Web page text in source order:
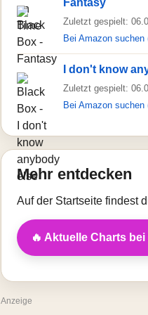
Fantasy
Zuletzt gespielt:
Bei Amazon suchen
I don't know
Zuletzt gespielt:
Bei Amazon suchen
Mehr entdecken
Auf der Startseite findest
🔥 Aktuelle Charts bei
Anzeige